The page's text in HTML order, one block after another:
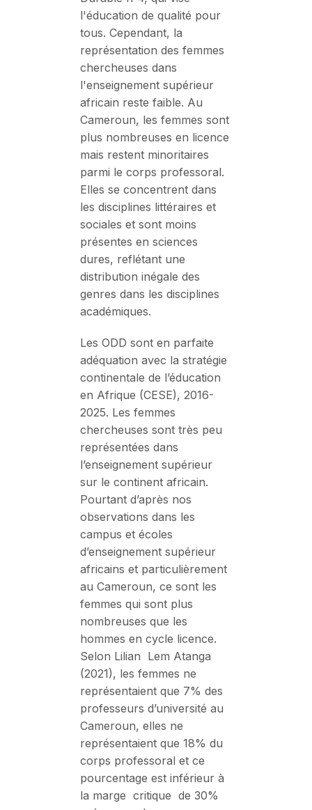
l'éducation de qualité pour
tous. Cependant, la
représentation des femmes
chercheuses dans
l'enseignement supérieur
africain reste faible. Au
Cameroun, les femmes sont
plus nombreuses en licence
mais restent minoritaires
parmi le corps professoral.
Elles se concentrent dans
les disciplines littéraires et
sociales et sont moins
présentes en sciences
dures, reflétant une
distribution inégale des
genres dans les disciplines
académiques.
Les ODD sont en parfaite
adéquation avec la stratégie
continentale de l’éducation
en Afrique (CESE), 2016-
2025. Les femmes
chercheuses sont très peu
représentées dans
l’enseignement supérieur
sur le continent africain.
Pourtant d’après nos
observations dans les
campus et écoles
d’enseignement supérieur
africains et particulièrement
au Cameroun, ce sont les
femmes qui sont plus
nombreuses que les
hommes en cycle licence.
Selon Lilian Lem Atanga
(2021), les femmes ne
représentaient que 7% des
professeurs d’université au
Cameroun, elles ne
représentaient que 18% du
corps professoral et ce
pourcentage est inférieur à
la marge critique de 30%